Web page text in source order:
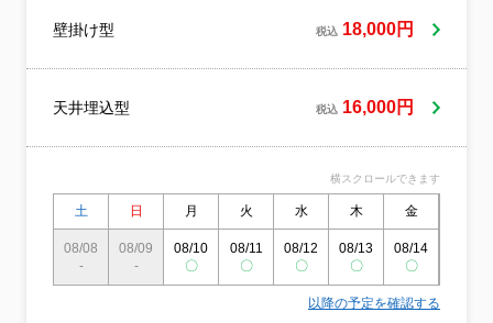
壁掛け型 税込 18,000円
天井埋込型 税込 16,000円
横スクロールできます
土 日 月 火 水 木 金
08/08
-
08/09
-
08/10
〇
08/11
〇
08/12
〇
08/13
〇
08/14
〇
以降の予定を確認する